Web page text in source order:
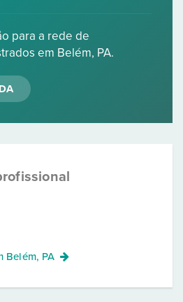
para a rede de
em Belém, PA.
Belém, PA